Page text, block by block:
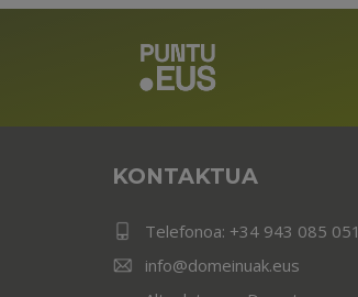
KONTAKTUA
Telefonoa: +34 943 085 051
info@domeinuak.eus